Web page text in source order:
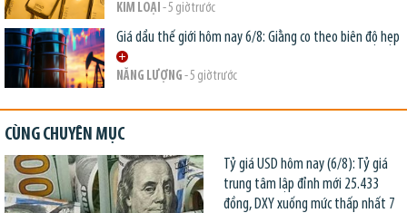
KIM LOẠI - 5 giờ trước
Giá dầu thế giới hôm nay 6/8: Giằng co theo biên độ hẹp
NĂNG LƯỢNG - 5 giờ trước
CÙNG CHUYÊN MỤC
Tỷ giá USD hôm nay (6/8): Tỷ giá
trung tâm lập đỉnh mới 25.433
đồng, DXY xuống mức thấp nhất 7